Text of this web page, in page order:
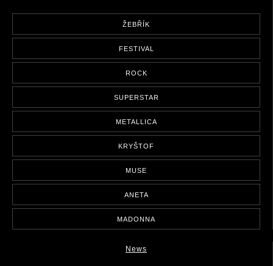
ŽEBŘÍK
FESTIVAL
ROCK
SUPERSTAR
METALLICA
KRYŠTOF
MUSE
ANETA
MADONNA
News